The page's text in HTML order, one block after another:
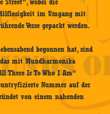
Street“, wobei die
im Umgang mit
Verse gepackt werden.
begonnen hat, sind
mit Mundharmonika
There Is To Who I Am“
Nummer auf der
von einem nahenden